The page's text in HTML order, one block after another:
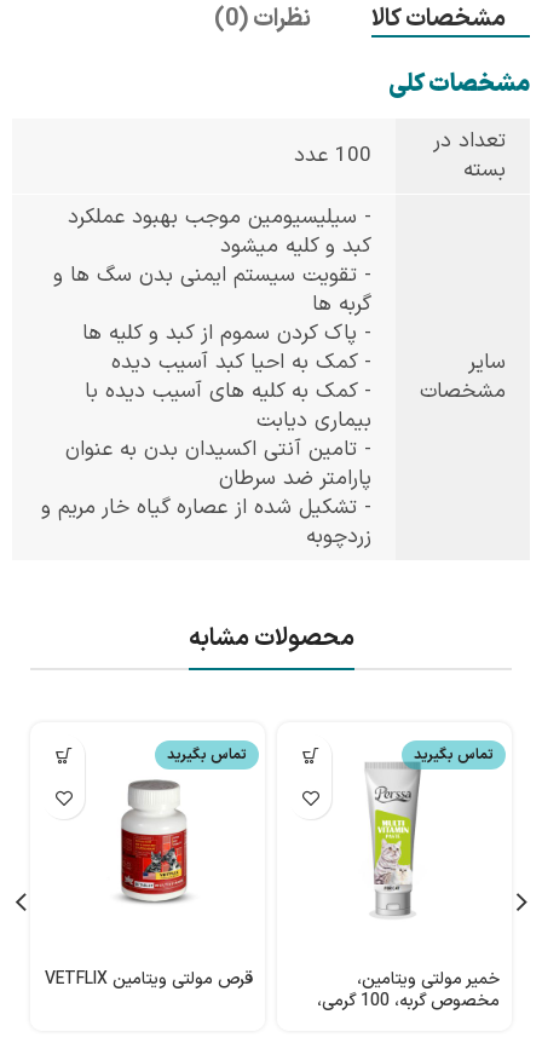
مشخصات کالا
نظرات (0)
مشخصات کلی
تعداد در
بسته
100 عدد
سایر
مشخصات
- سیلیسیومین موجب بهبود عملکرد
کبد و کلیه میشود
- تقویت سیستم ایمنی بدن سگ ها و
گربه ها
- پاک کردن سموم از کبد و کلیه ها
- کمک به احیا کبد آسیب دیده
- کمک به کلیه های آسیب دیده با
بیماری دیابت
- تامین آنتی اکسیدان بدن به عنوان
پارامتر ضد سرطان
- تشکیل شده از عصاره گیاه خار مریم و
زردچوبه
محصولات مشابه
تماس بگیرید
خمیر مولتی ویتامین،
مخصوص گربه، 100 گرمی،
تماس بگیرید
قرص مولتی ویتامین VETFLIX